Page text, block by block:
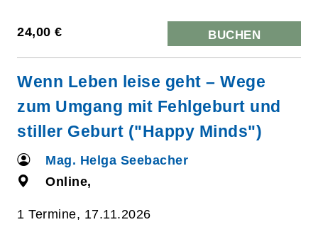
24,00 € BUCHEN
Wenn Leben leise geht – Wege
zum Umgang mit Fehlgeburt und
stiller Geburt ("Happy Minds")
Mag. Helga Seebacher
Online,
1 Termine, 17.11.2026